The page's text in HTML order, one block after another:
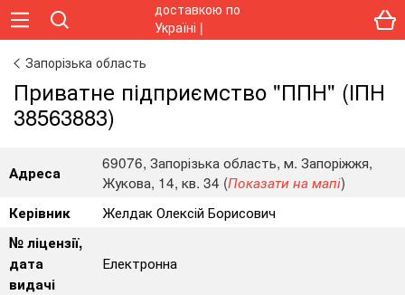
Запорізька область
Приватне підприємство "ППН" (ІПН
38563883)
Адреса
69076, Запорізька область, м. Запоріжжя,
Жукова, 14, кв. 34 (Показати на мапі)
Керівник
Желдак Олексій Борисович
№ ліцензії,
дата
видачі
Електронна